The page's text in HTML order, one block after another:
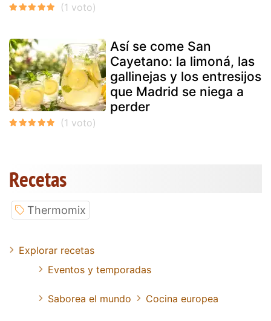
Así se come San
Cayetano: la limoná, las
gallinejas y los entresijos
que Madrid se niega a
perder
Recetas
Thermomix
Explorar recetas
Eventos y temporadas
Saborea el mundo Cocina europea